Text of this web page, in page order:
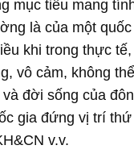
mục tiêu mang
là của một
khi trong thực
vô cảm, không
đời sống của
gia đứng vị trí
v.v.